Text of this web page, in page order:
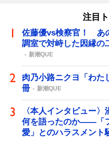
注目
佐藤優vs検察官！ あ
調室で対峙した因縁の
新潮QUE
肉乃小路ニクヨ「わた
冊
新潮QUE
〈本人インタビュー
何を語ったのか――「
愛」とのハラスメント